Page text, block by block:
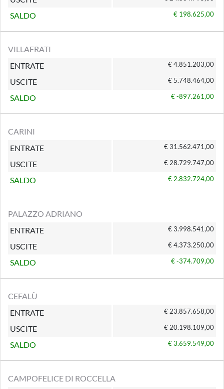
SALDO € 198.625,00
VILLAFRATI
ENTRATE
€ 4.851.203,00
USCITE € 5.748.464,00
SALDO € -897.261,00
CARINI
ENTRATE
€ 31.562.471,00
USCITE € 28.729.747,00
SALDO € 2.832.724,00
PALAZZO ADRIANO
ENTRATE
€ 3.998.541,00
USCITE € 4.373.250,00
SALDO € -374.709,00
CEFALÙ
ENTRATE
€ 23.857.658,00
USCITE € 20.198.109,00
SALDO € 3.659.549,00
CAMPOFELICE DI ROCCELLA